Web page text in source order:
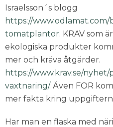
Israelsson´s blogg
https://
tomatplantor. KRAV som
ekologiska produkter
mer och kräva åtgärder.
https://www.krav.se/
vaxtnaring/. Även FOR
mer fakta kring
Har man en flaska med